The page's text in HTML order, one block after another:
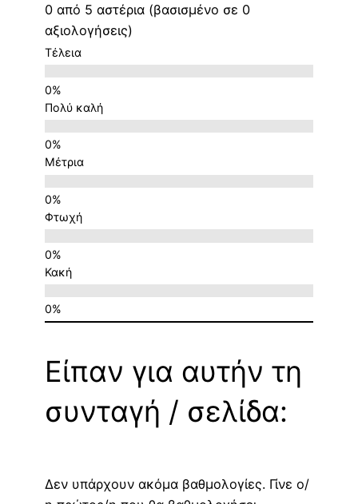
0 από 5 αστέρια (βασισμένο σε 0
αξιολογήσεις)
Τέλεια
Πολύ καλή
Μέτρια
Φτωχή
Κακή
Είπαν για αυτήν τη
συνταγή / σελίδα:
Δεν υπάρχουν ακόμα βαθμολογίες. Γίνε ο/